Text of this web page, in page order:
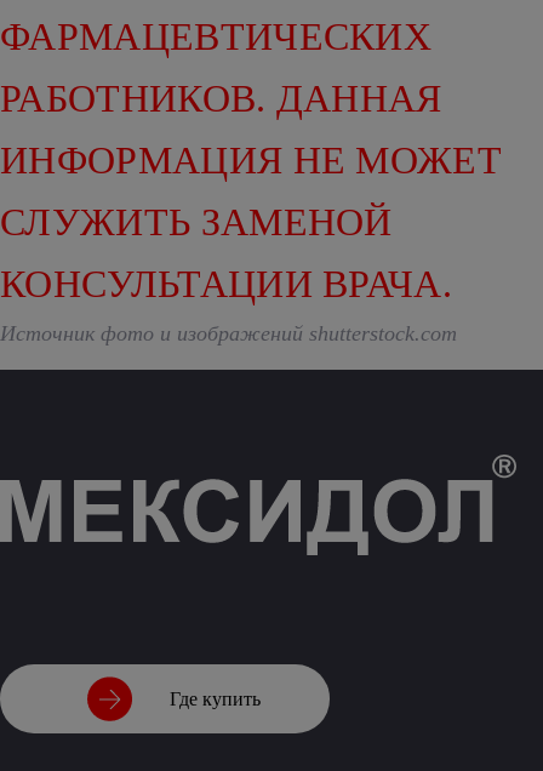
ФАРМАЦЕВТИЧЕСКИХ
РАБОТНИКОВ. ДАННАЯ
ИНФОРМАЦИЯ НЕ МОЖЕТ
СЛУЖИТЬ ЗАМЕНОЙ
КОНСУЛЬТАЦИИ ВРАЧА.
Источник фото и изображений shutterstock.com
Где купить